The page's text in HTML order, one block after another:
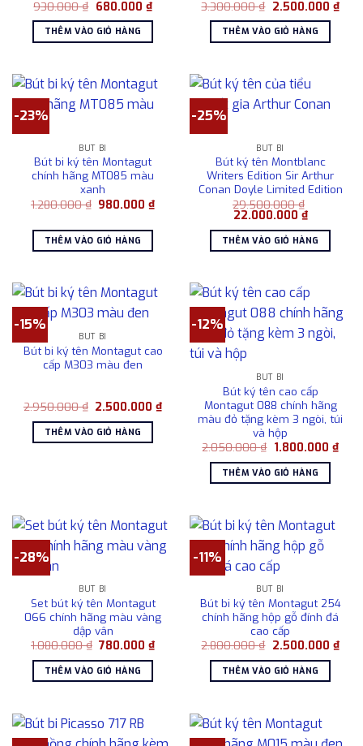
930.000₫ Giá
là:
930.000 ₫.
680.000 ₫Giá
hiện
tại
680.000 ₫.
THÊM VÀO GIỎ HÀNG
3.300.000₫ Giá
là:
3.300.000 ₫.
2.500.000 ₫Giá
hiện
THÊM VÀO GIỎ HÀNG
-23%
BÚT BI
Bút bi ký tên Montagut
chính hãng MT085 màu
xanh
1.280.000₫ Giá
1.280.000 ₫.
980.000₫Giá
hiện
THÊM VÀO GIỎ HÀNG
-25%
BÚT BI
Bút ký tên Montblanc
Writers Edition Sir Arthur
Conan Doyle Limited Edition
29.500.000₫
Giá
là:
29.500.000 ₫.
22.000.000 ₫Giá
hiện
tại
là:
THÊM VÀO GIỎ HÀNG
-15%
BÚT BI
Bút bi ký tên Montagut cao
cấp M303 màu đen
2.950.000₫ Giá
là:
2.950.000 ₫.
2.500.000₫Giá
hiện
2.500.000 ₫.
THÊM VÀO GIỎ HÀNG
-12%
BÚT BI
Bút ký tên cao cấp
Montagut 088 chính hãng
màu đỏ tặng kèm 3 ngòi, túi
và hộp
2.050.000₫ Giá
là:
2.050.000 ₫.
1.800.000 ₫Giá
hiện
THÊM VÀO GIỎ HÀNG
-28%
BÚT BI
Set bút ký tên Montagut
066 chính hãng màu vàng
dập vân
1.080.000₫ Giá
là:
1.080.000 ₫.
780.000₫Giá
THÊM VÀO GIỎ HÀNG
-11%
BÚT BI
Bút bi ký tên Montagut 254
chính hãng hộp gỗ đính đá
cao cấp
2.800.000₫ Giá
là:
2.800.000 ₫.
2.500.000 ₫Giá
THÊM VÀO GIỎ HÀNG